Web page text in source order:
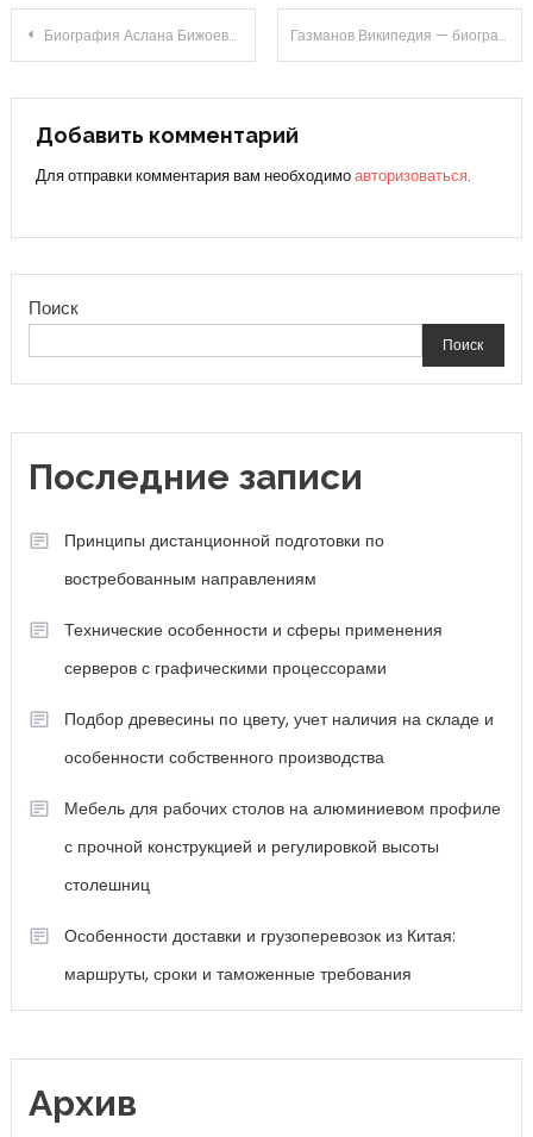
Навигация
по
записям
Биография Аслана Бижоева — история жизни и важнейшие достижения Газманов Википедия — биография, достижения и популярные песни из репертуара российского певца
Добавить комментарий
Для отправки комментария вам необходимоавторизоваться.
Поиск
Поиск
Последние записи
Принципы дистанционной подготовки по
востребованным направлениям
Технические особенности и сферы применения
серверов с графическими процессорами
Подбор древесины по цвету, учет наличия на складе и
особенности собственного производства
Мебель для рабочих столов на алюминиевом профиле
с прочной конструкцией и регулировкой высоты
столешниц
Особенности доставки и грузоперевозок из Китая:
маршруты, сроки и таможенные требования
Архив